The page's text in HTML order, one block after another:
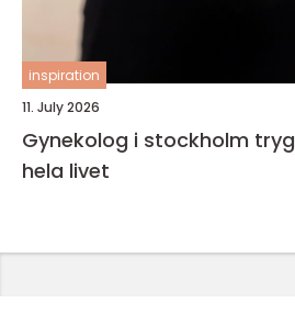
inspiration
11. July 2026
Gynekolog i stockholm trygg vård genom
hela livet